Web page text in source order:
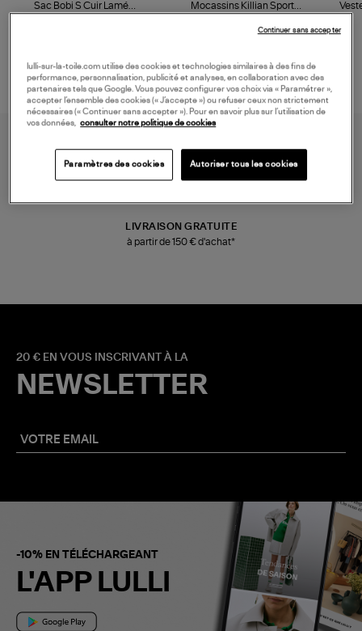
Sac Bobi S Cuir Lamé
Champagne
Mocassins Killian Sport
Mousse
LIVRAISON GRATUITE
à partir de 150 € d'achat*
20 € EN VOUS INSCRIVANT À LA
NEWSLETTER
-10% EN TÉLÉCHARGEANT
L'APP LULLI
lulli-sur-la-toile.com utilise des cookies et technologies similaires à des fins de
performance, personnalisation, publicité et analyses, en collaboration avec des
partenaires tels que Google. Vous pouvez configurer vos choix via « Paramétrer »,
accepter l’ensemble des cookies (« J’accepte ») ou refuser ceux non strictement
nécessaires (« Continuer sans accepter »). Pour en savoir plus sur l’utilisation de
vos données, consulter notre politique de cookies
Paramètres des cookies Autoriser tous les cookies
Continuer sans accepter